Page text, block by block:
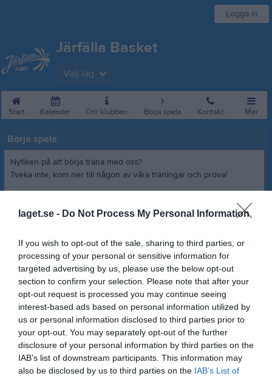
laget.se - Do Not Process My Personal Information
If you wish to opt-out of the sale, sharing to third parties, or
processing of your personal or sensitive information for
targeted advertising by us, please use the below opt-out
section to confirm your selection. Please note that after your
opt-out request is processed you may continue seeing
interest-based ads based on personal information utilized by
us or personal information disclosed to third parties prior to
your opt-out. You may separately opt-out of the further
disclosure of your personal information by third parties on the
IAB’s list of downstream participants. This information may
also be disclosed by us to third parties on the IAB’s List of
Logga in
Järfälla Basket
Välj lag
Start Kalender Om klubben Börja spela Kontakt Mer
Börja spela
Nyfiken på att börja träna med oss?
Tveka inte, kom ner till någon av våra träningar och prova!
LAG högst upp på vår hemsida och välj sedan det lag du är
intresserad av.
Börja med att kontakta coachen eller lagledaren för laget du är
intresserad av så kan ni bestämma en tid/dag när det passar. Om
du ringer, gör det helst på kvällstid då de flesta tränare och
lagledare arbetar eller studerar dagtid.
Ta med träningskläder, träningsskor samt vattenflaska.
Observera att du endast kan komma efter överenskommelse med
ansvarig tränare eller lagledare.